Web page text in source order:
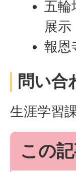
五輪
展示
報恩
問い合
生涯学習
この